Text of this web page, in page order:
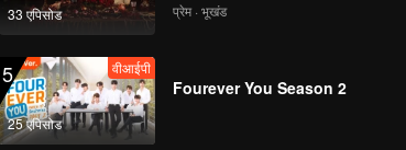
33 एपिसोड प्रेम · भूखंड
5
25 एपिसोड
वीआईपी
Fourever You Season 2